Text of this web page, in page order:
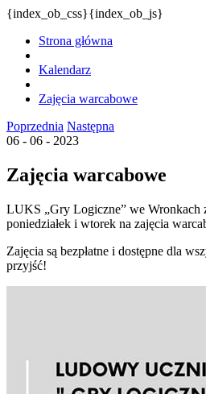
{index_ob_css}{index_ob_js}
Strona główna
Kalendarz
Zajęcia warcabowe
Poprzednia Następna
06 - 06 - 2023
Zajęcia warcabowe
LUKS „Gry Logiczne” we Wronkach
poniedziałek i wtorek na zajęcia
Zajęcia są bezpłatne i dostępne dla
przyjść!